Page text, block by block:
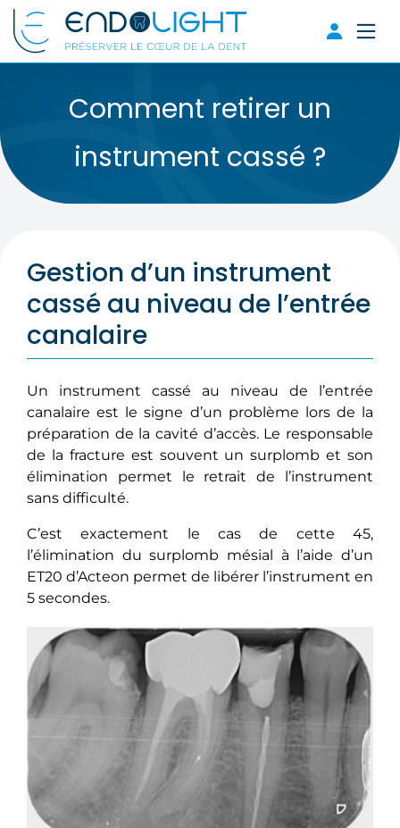
Comment retirer un
instrument cassé ?
Gestion d’un instrument
cassé au niveau de l’entrée
canalaire
Un instrument cassé au niveau de l’entrée
canalaire est le signe d’un problème lors de la
préparation de la cavité d’accès. Le responsable
de la fracture est souvent un surplomb et son
élimination permet le retrait de l’instrument
sans difficulté.
C’est exactement le cas de cette 45,
l’élimination du surplomb mésial à l’aide d’un
ET20 d’Acteon permet de libérer l’instrument en
5 secondes.